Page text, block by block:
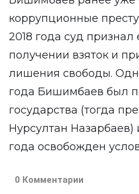
коррупционные
2018 года суд
получении взяток и
лишения свободы.
года Бишимбаев был
государства (тогда
Нурсултан Назарбаев)
года освобожден
0 Комментарии